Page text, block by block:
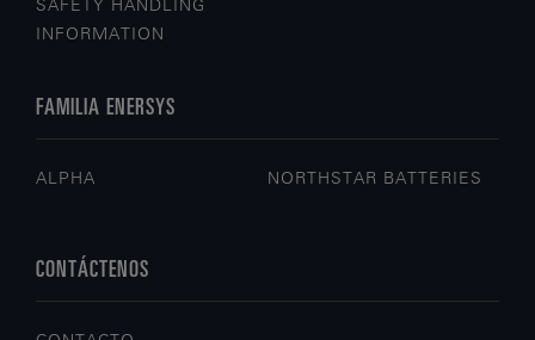
SAFETY HANDLING
INFORMATION
FAMILIA ENERSYS
ALPHA NORTHSTAR BATTERIES
CONTÁCTENOS